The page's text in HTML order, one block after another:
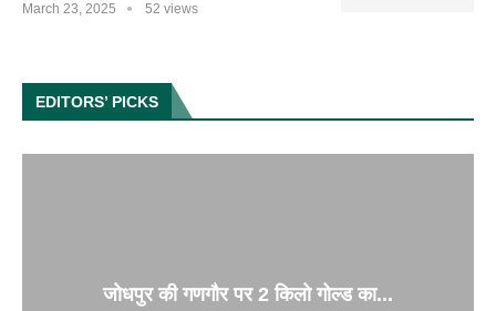
March 23, 2025 52 views
EDITORS’ PICKS
जोधपुर की गणगौर पर 2 किलो गोल्ड का...